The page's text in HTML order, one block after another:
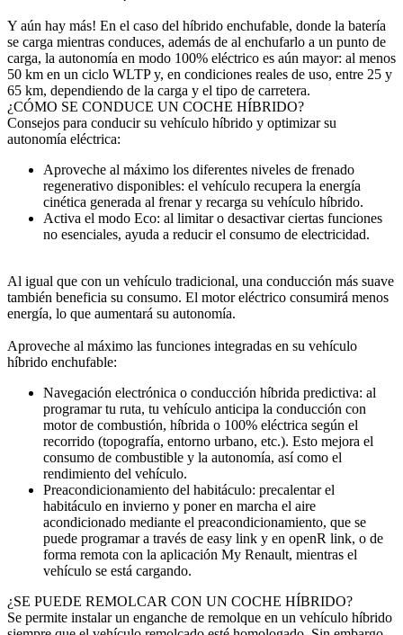
Y aún hay más! En el caso del híbrido enchufable, donde la batería
se carga mientras conduces, además de al enchufarlo a un punto de
carga, la autonomía en modo 100% eléctrico es aún mayor: al menos
50 km en un ciclo WLTP y, en condiciones reales de uso, entre 25 y
65 km, dependiendo de la carga y el tipo de carretera.
¿CÓMO SE CONDUCE UN COCHE HÍBRIDO?
Consejos para conducir su vehículo híbrido y optimizar su
autonomía eléctrica:
Aproveche al máximo los diferentes niveles de frenado
regenerativo disponibles: el vehículo recupera la energía
cinética generada al frenar y recarga su vehículo híbrido.
Activa el modo Eco: al limitar o desactivar ciertas funciones
no esenciales, ayuda a reducir el consumo de electricidad.
Al igual que con un vehículo tradicional, una conducción más suave
también beneficia su consumo. El motor eléctrico consumirá menos
energía, lo que aumentará su autonomía.
Aproveche al máximo las funciones integradas en su vehículo
híbrido enchufable:
Navegación electrónica o conducción híbrida predictiva: al
programar tu ruta, tu vehículo anticipa la conducción con
motor de combustión, híbrida o 100% eléctrica según el
recorrido (topografía, entorno urbano, etc.). Esto mejora el
consumo de combustible y la autonomía, así como el
rendimiento del vehículo.
Preacondicionamiento del habitáculo: precalentar el
habitáculo en invierno y poner en marcha el aire
acondicionado mediante el preacondicionamiento, que se
puede programar a través de easy link y en openR link, o de
forma remota con la aplicación My Renault, mientras el
vehículo se está cargando.
¿SE PUEDE REMOLCAR CON UN COCHE HÍBRIDO?
Se permite instalar un enganche de remolque en un vehículo híbrido